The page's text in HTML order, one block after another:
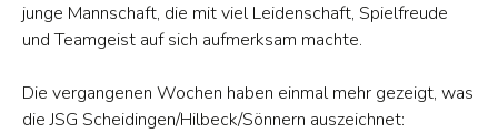
junge Mannschaft, die mit viel Leidenschaft, Spielfreude
und Teamgeist auf sich aufmerksam machte.
Die vergangenen Wochen haben einmal mehr gezeigt, was
die JSG Scheidingen/Hilbeck/Sönnern auszeichnet: